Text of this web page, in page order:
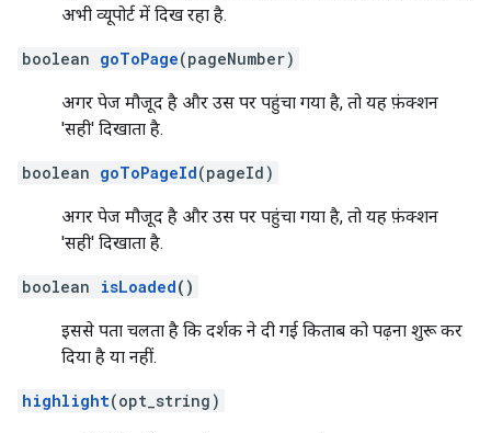
अभी व्यूपोर्ट में दिख रहा है.
boolean goToPage(pageNumber)
अगर पेज मौजूद है और उस पर पहुंचा गया है, तो यह फ़ंक्शन
'सही' दिखाता है.
boolean goToPageId(pageId)
अगर पेज मौजूद है और उस पर पहुंचा गया है, तो यह फ़ंक्शन
'सही' दिखाता है.
boolean isLoaded()
इससे पता चलता है कि दर्शक ने दी गई किताब को पढ़ना शुरू कर
दिया है या नहीं.
highlight(opt_string)